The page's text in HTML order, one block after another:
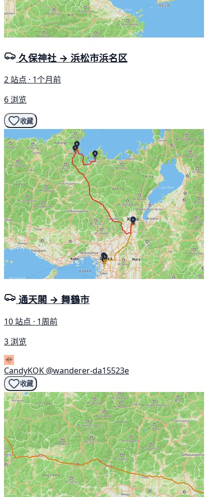
久保神社 → 浜松市浜名区
2 站点 · 1个月前
6 浏览
收藏
通天閣 → 舞鶴市
10 站点 · 1周前
3 浏览
CandyKOK @wanderer-da15523e
收藏